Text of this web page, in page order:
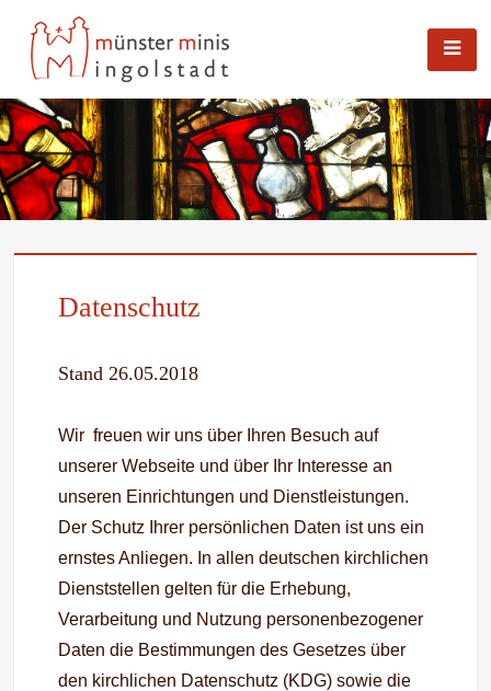
content
MÜNSTERMINISTRANTEN INGOLSTADT |
MUENSTER-INGOLSTADT.DE
Datenschutz
Stand 26.05.2018
Wir freuen wir uns über Ihren Besuch auf
unserer Webseite und über Ihr Interesse an
unseren Einrichtungen und Dienstleistungen.
Der Schutz Ihrer persönlichen Daten ist uns ein
ernstes Anliegen. In allen deutschen kirchlichen
Dienststellen gelten für die Erhebung,
Verarbeitung und Nutzung personenbezogener
Daten die Bestimmungen des Gesetzes über
den kirchlichen Datenschutz (KDG) sowie die